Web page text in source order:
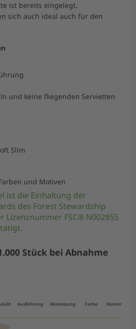
ist bereits eingelegt.
sich auch ideal auch für den
und keine fliegenden Servietten
Slim
und Motiven
ist die Einhaltung der
des Forest Stewardship
Lizenznummer FSC® N002855
Stück bei Abnahme
Ausführung Abmessung Farbe Nummer